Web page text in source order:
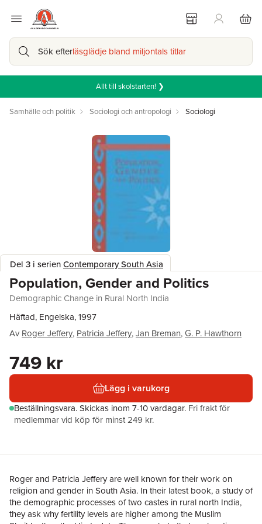
Sök efterläsglädje bland miljontals titlar
Allt till skolstarten! ❯
Samhälle och politik Sociologi och antropologi Sociologi
Del 3 i serienContemporary South Asia
Population, Gender and Politics
Demographic Change in Rural North India
Häftad, Engelska, 1997
Av Roger Jeffery, Patricia Jeffery,Jan Breman,G. P. Hawthorn
749 kr
Lägg i varukorg
Beställningsvara.Skickas inom 7-10 vardagar. Fri frakt för
medlemmar vid köp för minst 249 kr.
Roger and Patricia Jeffery are well known for their work on
religion and gender in South Asia. In their latest book, a study of
the demographic processes of two castes in rural north India,
they ask why fertility levels are higher among the Muslim